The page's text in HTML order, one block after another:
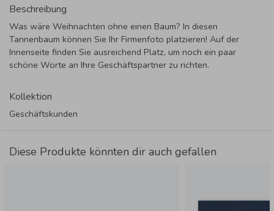
Beschreibung
Was wäre Weihnachten ohne einen Baum? In diesen
Tannenbaum können Sie Ihr Firmenfoto platzieren! Auf der
Innenseite finden Sie ausreichend Platz, um noch ein paar
schöne Worte an Ihre Geschäftspartner zu richten.
Kollektion
Geschäftskunden
Diese Produkte könnten dir auch gefallen